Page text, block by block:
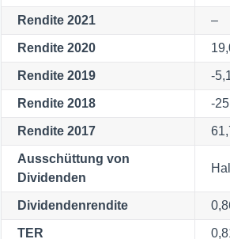
Rendite 2021 –
Rendite 2020
Rendite 2019 -
Rendite 2018 -
Rendite 2017
Ausschüttung von
Dividenden
Dividendenrendite
TER